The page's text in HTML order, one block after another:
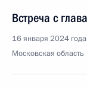
Встреча с
16 января 2024
Московская область